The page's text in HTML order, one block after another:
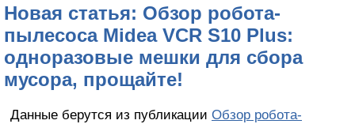
Новая статья: Обзор робота-
пылесоса Midea VCR S10 Plus:
одноразовые мешки для сбора
мусора, прощайте!
Данные берутся из публикации Обзор робота-